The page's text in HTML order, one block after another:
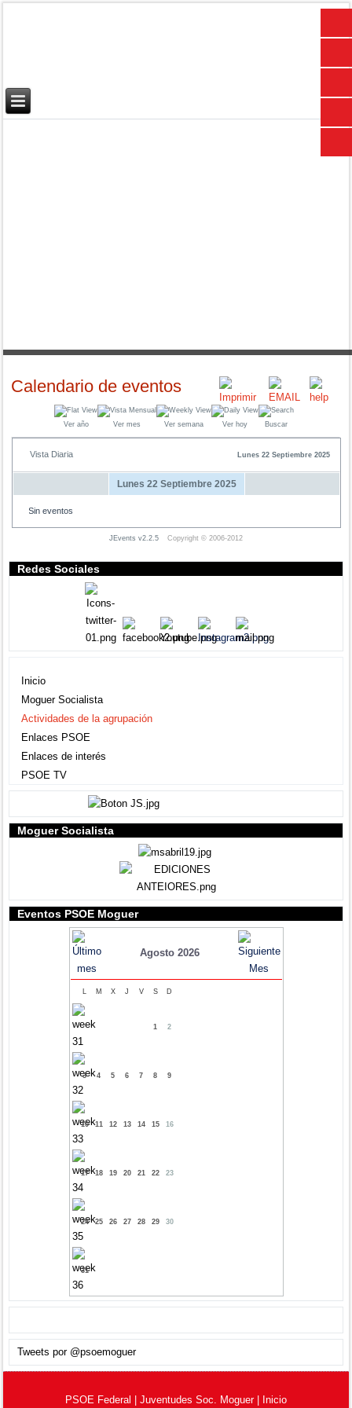
Calendario de eventos
Ver año Ver mes Ver semana Ver hoy Buscar
Vista Diaria Lunes 22 Septiembre 2025
Lunes 22 Septiembre 2025
Sin eventos
JEvents v2.2.5 Copyright © 2006-2012
Redes Sociales
Inicio
Moguer Socialista
Actividades de la agrupación
Enlaces PSOE
Enlaces de interés
PSOE TV
Moguer Socialista
Eventos PSOE Moguer
Agosto 2026
M X J V S D
1 2
3 4 5 6 7 8 9
10 11 12 13 14 15 16
17 18 19 20 21 22 23
24 25 26 27 28 29 30
31
Tweets por @psoemoguer
PSOE Federal Juventudes Soc. Moguer|
Inicio